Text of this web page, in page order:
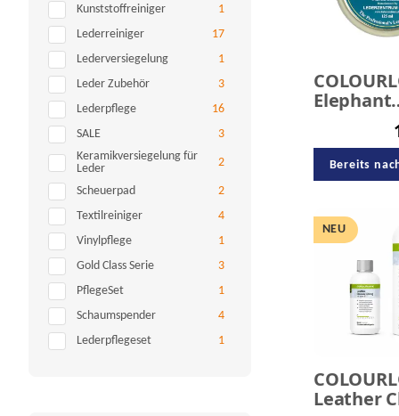
Elephant
Lederfett
Bereits
NEU
Leather
Kunststoffreiniger 1
Lederreiniger 17Artikel gefunden
Lederversiegelung 1
Leder Zubehör 3Artikel gefunden
Lederpflege 16Artikel gefunden
SALE 3Artikel gefunden
Keramikversiegelung für
Leder
2Artikel gefunden
Scheuerpad 2Artikel gefunden
Textilreiniger 4Artikel gefunden
Vinylpflege 1
Gold Class Serie 3Artikel gefunden
PflegeSet 1
Schaumspender 4Artikel gefunden
Lederpflegeset 1